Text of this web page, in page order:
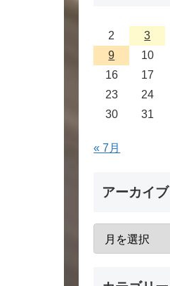
2
3
9
10
16
17
23
24
30
31
« 7月
アーカイブ